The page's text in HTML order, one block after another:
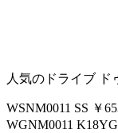
人気のドライブ ド
WSNM0011 SS ￥
WGNM0011